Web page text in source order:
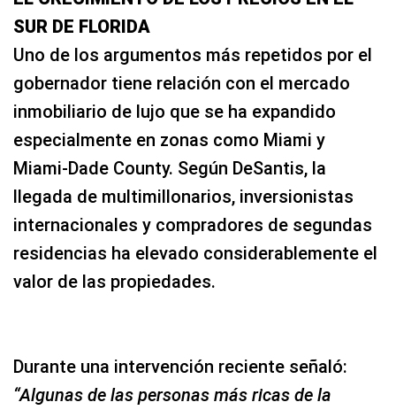
SUR DE FLORIDA
Uno de los argumentos más repetidos por el
gobernador tiene relación con el mercado
inmobiliario de lujo que se ha expandido
especialmente en zonas como Miami y
Miami-Dade County. Según DeSantis, la
llegada de multimillonarios, inversionistas
internacionales y compradores de segundas
residencias ha elevado considerablemente el
valor de las propiedades.
Durante una intervención reciente señaló:
“Algunas de las personas más ricas de la